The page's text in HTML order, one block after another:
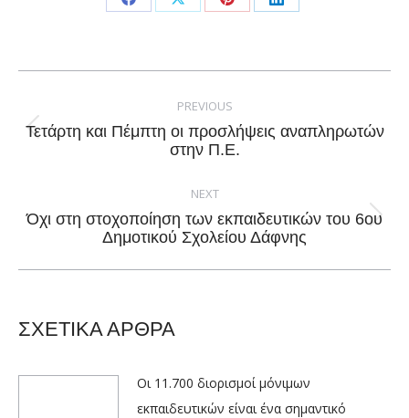
Share
Facebook
Share
X
Share
Pinterest
Share
LinkedIn
navigation
PREVIOUS
Previous
Τετάρτη και Πέμπτη οι προσλήψεις αναπληρωτών
στην Π.Ε.
NEXT
Next
Όχι στη στοχοποίηση των εκπαιδευτικών του 6ου
Δημοτικού Σχολείου Δάφνης
ΣΧΕΤΙΚΑ ΑΡΘΡΑ
Οι 11.700 διορισμοί μόνιμων
εκπαιδευτικών είναι ένα σημαντικό